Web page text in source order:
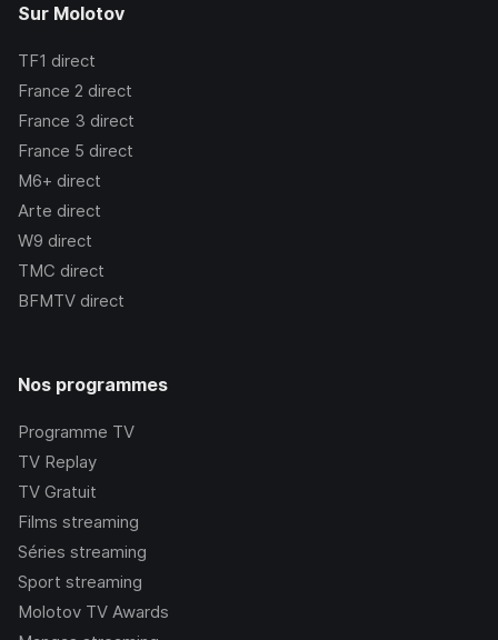
Sur Molotov
TF1 direct
France 2 direct
France 3 direct
France 5 direct
M6+ direct
Arte direct
W9 direct
TMC direct
BFMTV direct
Nos programmes
Programme TV
TV Replay
TV Gratuit
Films streaming
Séries streaming
Sport streaming
Molotov TV Awards